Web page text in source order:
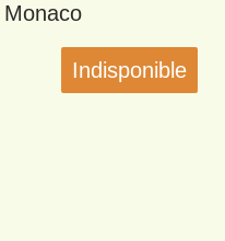
Indisponible